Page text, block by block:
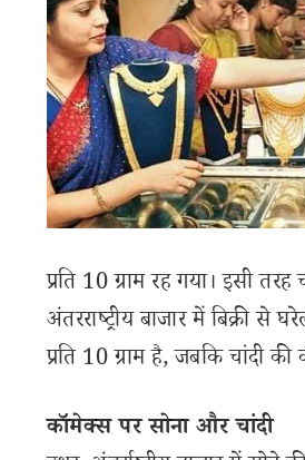
प्रति 10 ग्राम रह गया। इसी
अंतरराष्ट्रीय बाजार में बिक्री
प्रति 10 ग्राम है, जबकि चांदी
कॉमेक्स पर सोना और चांदी